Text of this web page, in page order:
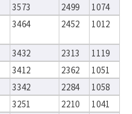
3573 2499
1074
3464 2452 1012
3432 2313
1119
3412 2362
1051
3342 2284
1058
3251 2210
1041